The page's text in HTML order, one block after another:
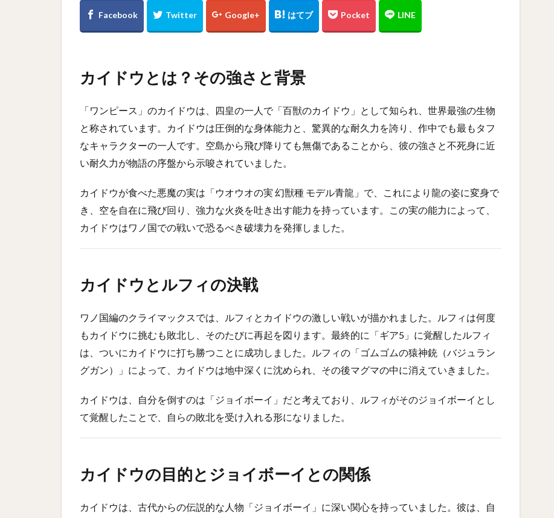
カイドウとは？その強さと背景
「ワンピース」のカイドウは、四皇の一人で「百獣のカイドウ」として知られ、世界最強の生物
と称されています。カイドウは圧倒的な身体能力と、驚異的な耐久力を誇り、作中でも最もタフ
なキャラクターの一人です。空島から飛び降りても無傷であることから、彼の強さと不死身に近
い耐久力が物語の序盤から示唆されていました。
カイドウが食べた悪魔の実は「ウオウオの実 幻獣種 モデル青龍」で、これにより龍の姿に変身で
き、空を自在に飛び回り、強力な火炎を吐き出す能力を持っています。この実の能力によって、
カイドウはワノ国での戦いで恐るべき破壊力を発揮しました。
カイドウとルフィの決戦
ワノ国編のクライマックスでは、ルフィとカイドウの激しい戦いが描かれました。ルフィは何度
もカイドウに挑むも敗北し、そのたびに再起を図ります。最終的に「ギア5」に覚醒したルフィ
は、ついにカイドウに打ち勝つことに成功しました。ルフィの「ゴムゴムの猿神銃（バジュラン
グガン）」によって、カイドウは地中深くに沈められ、その後マグマの中に消えていきました。
カイドウは、自分を倒すのは「ジョイボーイ」だと考えており、ルフィがそのジョイボーイとし
て覚醒したことで、自らの敗北を受け入れる形になりました。
カイドウの目的とジョイボーイとの関係
カイドウは、古代からの伝説的な人物「ジョイボーイ」に深い関心を持っていました。彼は、自